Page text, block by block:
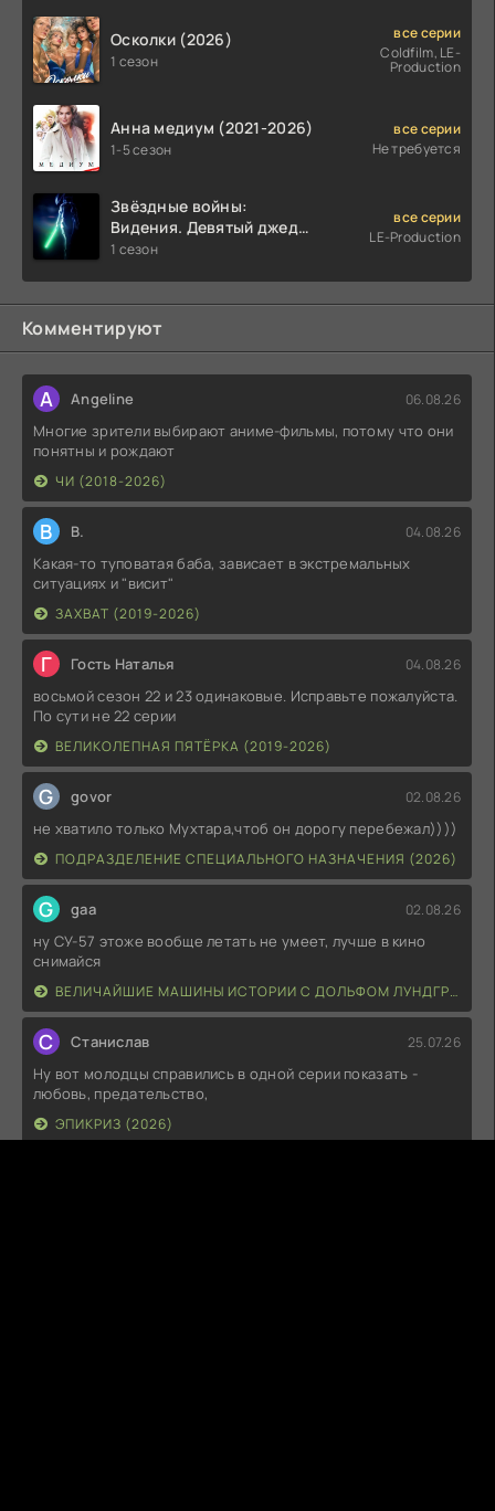
Осколки (2026)
1 сезон
все серии
Coldfilm, LE-
Production
Анна медиум (2021-2026)
1-5 сезон
все серии
Не требуется
Звёздные войны:
Видения. Девятый джедай
(2026)
1 сезон
все серии
LE-Production
Комментируют
A Angeline 06.08.26
Многие зрители выбирают аниме-фильмы, потому что они
понятны и рождают
ЧИ (2018-2026)
В В. 04.08.26
Какая-то туповатая баба, зависает в экстремальных
ситуациях и "висит"
ЗАХВАТ (2019-2026)
Г Гость Наталья 04.08.26
восьмой сезон 22 и 23 одинаковые. Исправьте пожалуйста.
По сути не 22 серии
ВЕЛИКОЛЕПНАЯ ПЯТЁРКА (2019-2026)
G govor 02.08.26
не хватило только Мухтара,чтоб он дорогу перебежал))))
ПОДРАЗДЕЛЕНИЕ СПЕЦИАЛЬНОГО НАЗНАЧЕНИЯ (2026)
G gaa 02.08.26
ну СУ-57 этоже вообще летать не умеет, лучше в кино
снимайся
ВЕЛИЧАЙШИЕ МАШИНЫ ИСТОРИИ С ДОЛЬФОМ ЛУНДГРЕНОМ (2026)
С Станислав 25.07.26
Ну вот молодцы справились в одной серии показать -
любовь, предательство,
ЭПИКРИЗ (2026)